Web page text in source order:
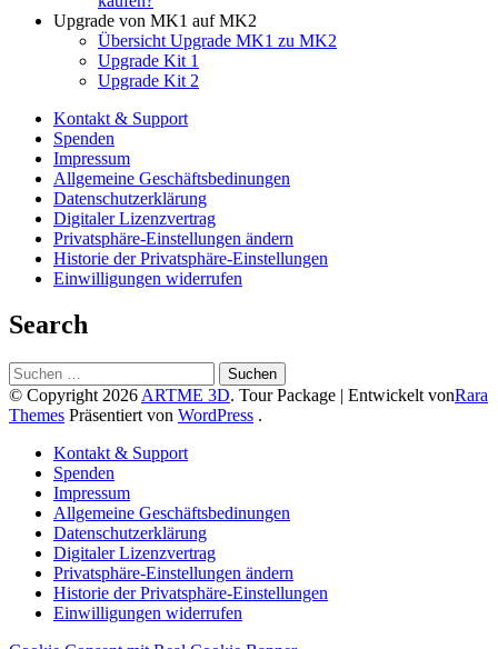
Upgrade von MK1 auf MK2
Übersicht Upgrade MK1 zu MK2
Upgrade Kit 1
Upgrade Kit 2
Kontakt & Support
Spenden
Impressum
Allgemeine Geschäftsbedinungen
Datenschutzerklärung
Digitaler Lizenzvertrag
Privatsphäre-Einstellungen ändern
Historie der Privatsphäre-Einstellungen
Einwilligungen widerrufen
Search
Suchen
nach:
© Copyright 2026 ARTME 3D. Tour Package | Entwickelt vonRara
Themes Präsentiert von WordPress .
Kontakt & Support
Spenden
Impressum
Allgemeine Geschäftsbedinungen
Datenschutzerklärung
Digitaler Lizenzvertrag
Privatsphäre-Einstellungen ändern
Historie der Privatsphäre-Einstellungen
Einwilligungen widerrufen